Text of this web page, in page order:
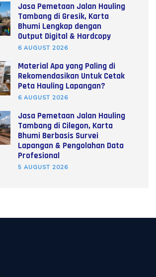
Jasa Pemetaan Jalan Hauling
Tambang di Gresik, Karta
Bhumi Lengkap dengan
Output Digital & Hardcopy
6 AUGUST 2026
Material Apa yang Paling di
Rekomendasikan Untuk Cetak
Peta Hauling Lapangan?
6 AUGUST 2026
Jasa Pemetaan Jalan Hauling
Tambang di Cilegon, Karta
Bhumi Berbasis Survei
Lapangan & Pengolahan Data
Profesional
5 AUGUST 2026